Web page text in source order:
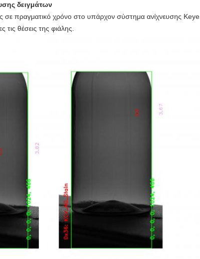
δειγμάτων
σε πραγματικό χρόνο στο υπάρχον σύστημα ανίχνευσης Keye.
θέσεις της φιάλης.